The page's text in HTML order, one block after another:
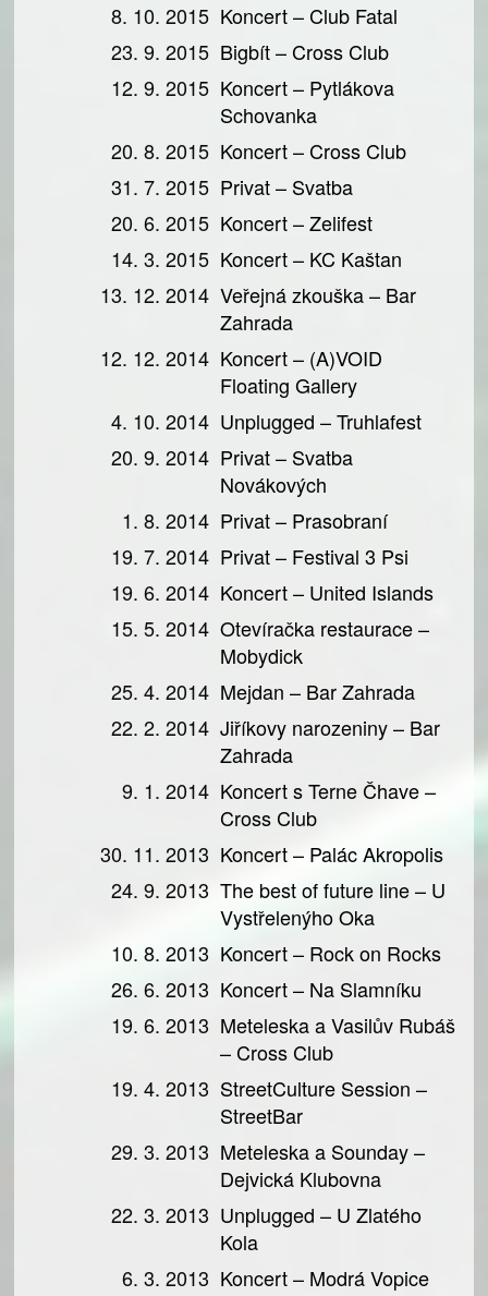
8. 10. 2015 Koncert – Club Fatal
23. 9. 2015 Bigbít – Cross Club
12. 9. 2015 Koncert – Pytlákova
Schovanka
20. 8. 2015 Koncert – Cross Club
31. 7. 2015 Privat – Svatba
20. 6. 2015 Koncert – Zelifest
14. 3. 2015 Koncert – KC Kaštan
13. 12. 2014 Veřejná zkouška – Bar
Zahrada
12. 12. 2014 Koncert – (A)VOID
Floating Gallery
4. 10. 2014 Unplugged – Truhlafest
20. 9. 2014 Privat – Svatba
Novákových
1. 8. 2014 Privat – Prasobraní
19. 7. 2014 Privat – Festival 3 Psi
19. 6. 2014 Koncert – United Islands
15. 5. 2014 Otevíračka restaurace –
Mobydick
25. 4. 2014 Mejdan – Bar Zahrada
22. 2. 2014 Jiříkovy narozeniny – Bar
Zahrada
9. 1. 2014 Koncert s Terne Čhave –
Cross Club
30. 11. 2013 Koncert – Palác Akropolis
24. 9. 2013 The best of future line – U
Vystřelenýho Oka
10. 8. 2013 Koncert – Rock on Rocks
26. 6. 2013 Koncert – Na Slamníku
19. 6. 2013 Meteleska a Vasilův Rubáš
– Cross Club
19. 4. 2013 StreetCulture Session –
StreetBar
29. 3. 2013 Meteleska a Sounday –
Dejvická Klubovna
22. 3. 2013 Unplugged – U Zlatého
Kola
6. 3. 2013 Koncert – Modrá Vopice